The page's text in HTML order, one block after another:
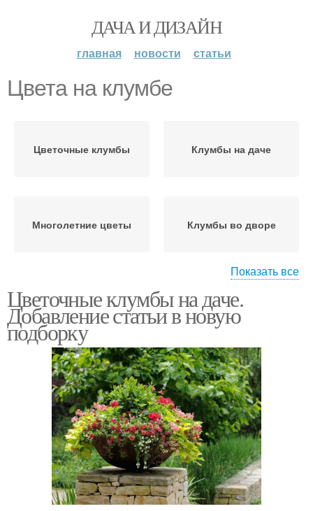
ДАЧА И ДИЗАЙН
главная новости статьи
Цвета на клумбе
Цветочные клумбы Клумбы на даче
Многолетние цветы Клумбы во дворе
Простые клумбы
многолетников
Многолетний клумба Клумба на даче
Красивые клумбы Центральная клумба
Показать все
Цветочные клумбы на даче.
Добавление статьи в новую
подборку